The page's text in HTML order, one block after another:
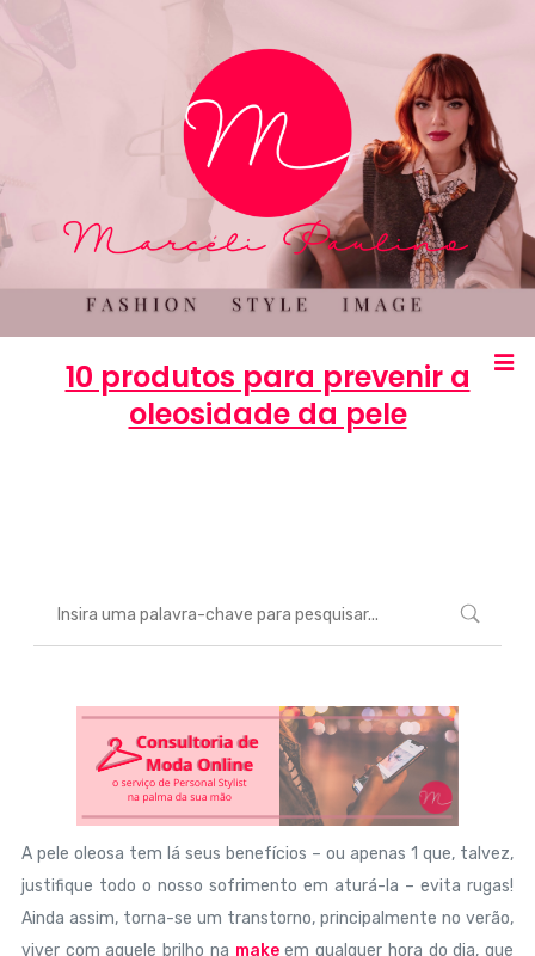
10 produtos para prevenir a
oleosidade da pele
A pele oleosa tem lá seus benefícios – ou apenas 1 que, talvez,
justifique todo o nosso sofrimento em aturá-la – evita rugas!
Ainda assim, torna-se um transtorno, principalmente no verão,
viver com aquele brilho na makeem qualquer hora do dia, que